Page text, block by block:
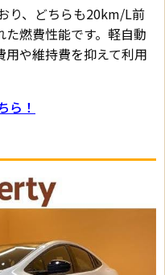
り、どちらも20km/L前
燃費性能です。軽自動
や維持費を抑えて利用
ら！